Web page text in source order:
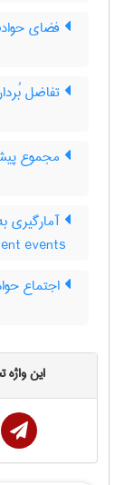
فضای
تفاضل
مجموع
آمارگیری
events
اجتماع
این